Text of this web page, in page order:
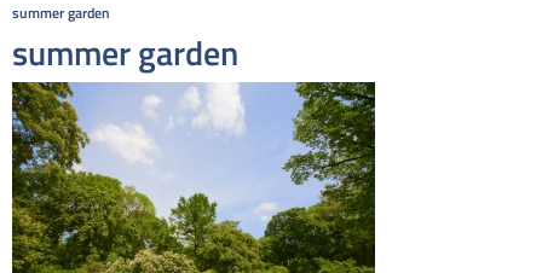
summer garden
summer garden